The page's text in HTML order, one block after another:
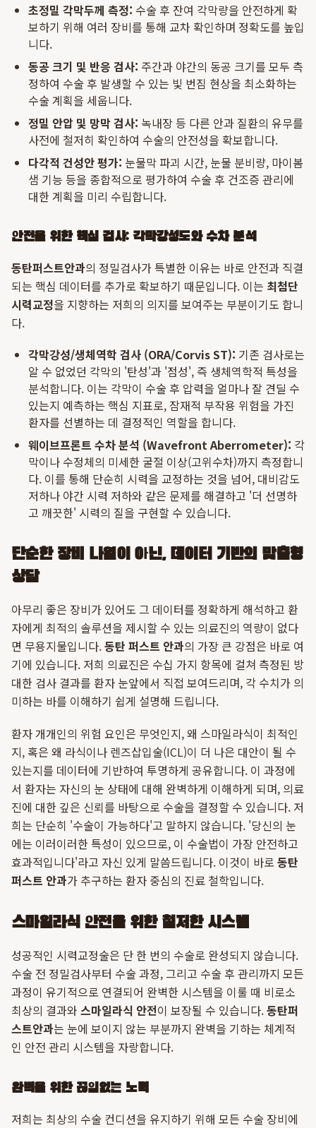
초정밀 각막두께 측정: 수술 후 잔여 각막량을 안전하게 확
보하기 위해 여러 장비를 통해 교차 확인하며 정확도를 높입
니다.
동공 크기 및 반응 검사: 주간과 야간의 동공 크기를 모두 측
정하여 수술 후 발생할 수 있는 빛 번짐 현상을 최소화하는
수술 계획을 세웁니다.
정밀 안압 및 망막 검사: 녹내장 등 다른 안과 질환의 유무를
사전에 철저히 확인하여 수술의 안전성을 확보합니다.
다각적 건성안 평가: 눈물막 파괴 시간, 눈물 분비량, 마이봄
샘 기능 등을 종합적으로 평가하여 수술 후 건조증 관리에
대한 계획을 미리 수립합니다.
안전을 위한 핵심 검사: 각막강성도와 수차 분석
동탄퍼스트안과의 정밀검사가 특별한 이유는 바로 안전과 직결
되는 핵심 데이터를 추가로 확보하기 때문입니다. 이는 최첨단
시력교정을 지향하는 저희의 의지를 보여주는 부분이기도 합니
다.
각막강성/생체역학 검사 (ORA/Corvis ST): 기존 검사로는
알 수 없었던 각막의 '탄성'과 '점성', 즉 생체역학적 특성을
분석합니다. 이는 각막이 수술 후 압력을 얼마나 잘 견딜 수
있는지 예측하는 핵심 지표로, 잠재적 부작용 위험을 가진
환자를 선별하는 데 결정적인 역할을 합니다.
웨이브프론트 수차 분석 (Wavefront Aberrometer): 각
막이나 수정체의 미세한 굴절 이상(고위수차)까지 측정합니
다. 이를 통해 단순히 시력을 교정하는 것을 넘어, 대비감도
저하나 야간 시력 저하와 같은 문제를 해결하고 '더 선명하
고 깨끗한' 시력의 질을 구현할 수 있습니다.
단순한 장비 나열이 아닌, 데이터 기반의 맞춤형
상담
아무리 좋은 장비가 있어도 그 데이터를 정확하게 해석하고 환
자에게 최적의 솔루션을 제시할 수 있는 의료진의 역량이 없다
면 무용지물입니다.동탄 퍼스트 안과의 가장 큰 강점은 바로 여
기에 있습니다. 저희 의료진은 수십 가지 항목에 걸쳐 측정된 방
대한 검사 결과를 환자 눈앞에서 직접 보여드리며, 각 수치가 의
미하는 바를 이해하기 쉽게 설명해 드립니다.
환자 개개인의 위험 요인은 무엇인지, 왜 스마일라식이 최적인
지, 혹은 왜 라식이나 렌즈삽입술(ICL)이 더 나은 대안이 될 수
있는지를 데이터에 기반하여 투명하게 공유합니다. 이 과정에
서 환자는 자신의 눈 상태에 대해 완벽하게 이해하게 되며, 의료
진에 대한 깊은 신뢰를 바탕으로 수술을 결정할 수 있습니다. 저
희는 단순히 '수술이 가능하다'고 말하지 않습니다. '당신의 눈
에는 이러이러한 특성이 있으므로, 이 수술법이 가장 안전하고
효과적입니다'라고 자신 있게 말씀드립니다. 이것이 바로 동탄
퍼스트 안과가 추구하는 환자 중심의 진료 철학입니다.
스마일라식 안전을 위한 철저한 시스템
성공적인 시력교정술은 단 한 번의 수술로 완성되지 않습니다.
수술 전 정밀검사부터 수술 과정, 그리고 수술 후 관리까지 모든
과정이 유기적으로 연결되어 완벽한 시스템을 이룰 때 비로소
최상의 결과와 스마일라식 안전이 보장될 수 있습니다.동탄퍼
스트안과는 눈에 보이지 않는 부분까지 완벽을 기하는 체계적
인 안전 관리 시스템을 자랑합니다.
완벽을 위한 끊임없는 노력
저희는 최상의 수술 컨디션을 유지하기 위해 모든 수술 장비에